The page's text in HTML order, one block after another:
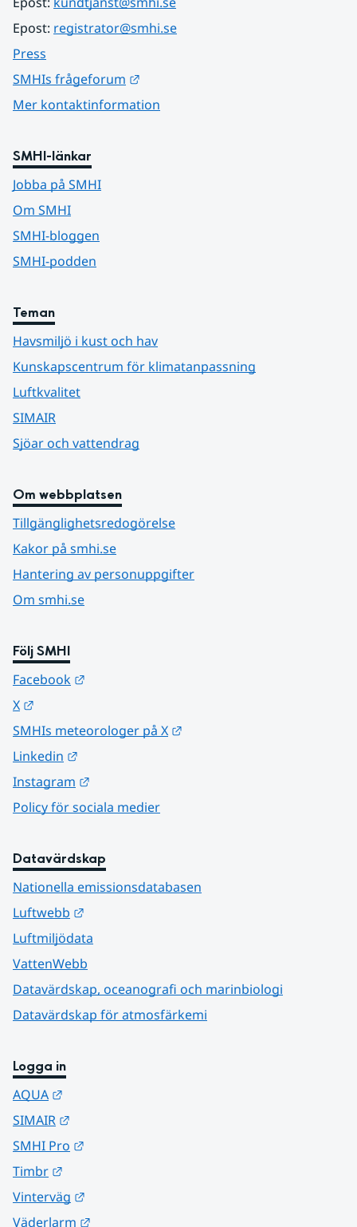
Epost: registrator@smhi.se
Press
SMHIs frågeforum
Mer kontaktinformation
SMHI-länkar
Jobba på SMHI
Om SMHI
SMHI-bloggen
SMHI-podden
Teman
Havsmiljö i kust och hav
Kunskapscentrum för klimatanpassning
Luftkvalitet
SIMAIR
Sjöar och vattendrag
Om webbplatsen
Tillgänglighetsredogörelse
Kakor på smhi.se
Hantering av personuppgifter
Om smhi.se
Följ SMHI
Facebook
X
SMHIs meteorologer på X
Linkedin
Instagram
Policy för sociala medier
Datavärdskap
Nationella emissionsdatabasen
Luftwebb
Luftmiljödata
VattenWebb
Datavärdskap, oceanografi och marinbiologi
Datavärdskap för atmosfärkemi
Logga in
AQUA
SIMAIR
SMHI Pro
Timbr
Vinterväg
Väderlarm